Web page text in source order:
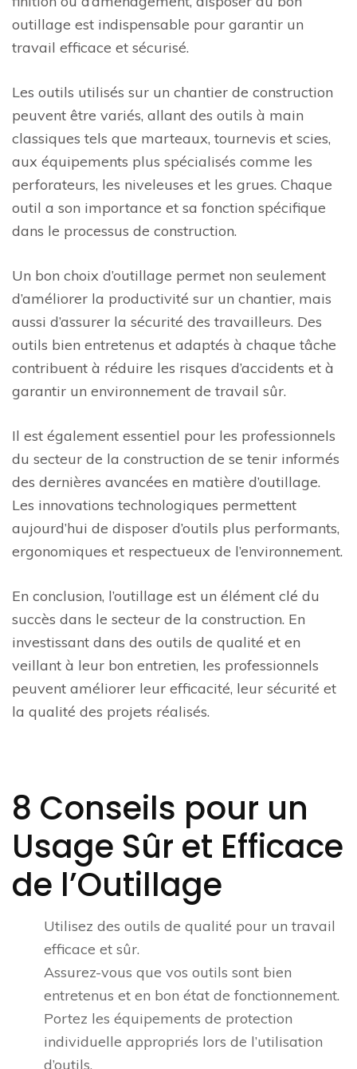
outillage est indispensable pour garantir un
travail efficace et sécurisé.
Les outils utilisés sur un chantier de construction
peuvent être variés, allant des outils à main
classiques tels que marteaux, tournevis et scies,
aux équipements plus spécialisés comme les
perforateurs, les niveleuses et les grues. Chaque
outil a son importance et sa fonction spécifique
dans le processus de construction.
Un bon choix d’outillage permet non seulement
d’améliorer la productivité sur un chantier, mais
aussi d’assurer la sécurité des travailleurs. Des
outils bien entretenus et adaptés à chaque tâche
contribuent à réduire les risques d’accidents et à
garantir un environnement de travail sûr.
Il est également essentiel pour les professionnels
du secteur de la construction de se tenir informés
des dernières avancées en matière d’outillage.
Les innovations technologiques permettent
aujourd’hui de disposer d’outils plus performants,
ergonomiques et respectueux de l’environnement.
En conclusion, l’outillage est un élément clé du
succès dans le secteur de la construction. En
investissant dans des outils de qualité et en
veillant à leur bon entretien, les professionnels
peuvent améliorer leur efficacité, leur sécurité et
la qualité des projets réalisés.
8 Conseils pour un
Usage Sûr et Efficace
de l’Outillage
Utilisez des outils de qualité pour un travail
efficace et sûr.
Assurez-vous que vos outils sont bien
entretenus et en bon état de fonctionnement.
Portez les équipements de protection
individuelle appropriés lors de l’utilisation
d’outils.